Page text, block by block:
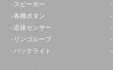
070-8327-0472
赤羽店
スピーカー
各種ボタン
近接センサー
リンゴループ
バックライト